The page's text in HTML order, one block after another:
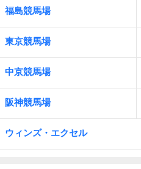
福島競馬場
東京競馬場
中京競馬場
阪神競馬場
ウィンズ・エクセル